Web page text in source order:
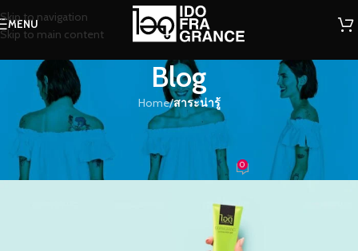
Skip to navigation
Skip to main content
MENU
Blog
Home/สาระน่ารู้
สาระน่ารู้
โลชั่นน้ำหอม ใช้ดีจึงบอกต่อ..
น้ำหอม On 30/07/2021 0